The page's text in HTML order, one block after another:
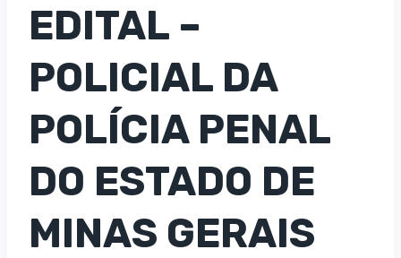
EDITAL –
POLICIAL DA
POLÍCIA PENAL
DO ESTADO DE
MINAS GERAIS